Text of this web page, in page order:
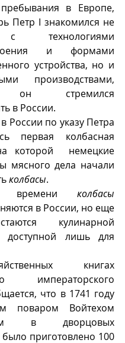
в Европе,
Петр I знакомился не
технологиями
и формами
устройства, но и
производствами,
он стремился
в России.
России по указу Петра
первая колбасная
которой  немецкие
мясного дела начали
колбасы.
времени колбасы
в России, но еще
кулинарной
доступной лишь для
книгах
императорского
что в 1741 году
поваром Войтехом
в дворцовых